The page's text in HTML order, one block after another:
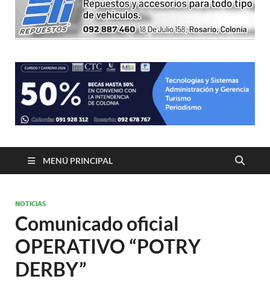
MENÚ PRINCIPAL
NOTICIAS
Comunicado oficial
OPERATIVO “POTRY
DERBY”